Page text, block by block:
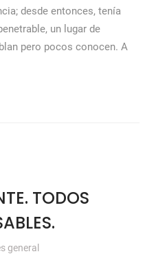
desde entonces, tenía
un lugar de
pero pocos conocen. A
TODOS
general